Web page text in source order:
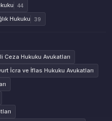
44
Hukuku 39
Ceza Hukuku Avukatları
İcra ve İflas Hukuku Avukatları